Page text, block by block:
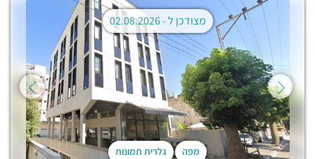
מפה גלרית תמונות
מצודכן ל -02.08.2026